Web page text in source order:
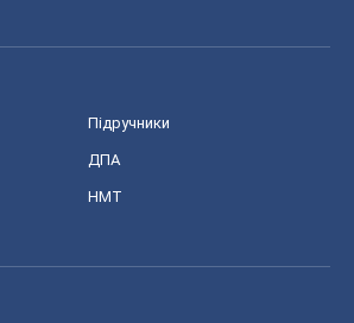
Підручники
ДПА
НМТ